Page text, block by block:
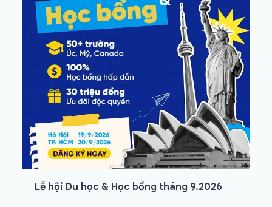
Lễ hội Du học & Học bổng tháng 9.2026